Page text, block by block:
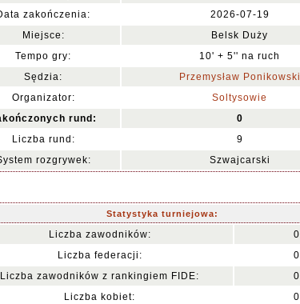
zakończenia:
2026-07-19
Miejsce:
Belsk Duży
Tempo gry:
10' + 5'' na ruch
Sędzia:
Przemysław Ponikowski
Organizator:
Soltysowie
rund:
0
Liczba rund:
9
rozgrywek:
Szwajcarski
Statystyka turniejowa:
Liczba zawodników:
0
Liczba federacji:
0
Liczba zawodników z rankingiem FIDE:
0
Liczba kobiet:
0